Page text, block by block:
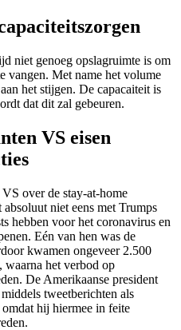
niet genoeg opslagruimte is om
vangen. Met name het volume
het stijgen. De capacaiteit is
dat dit zal gebeuren.
VS eisen
over de stay-at-home
niet eens met Trumps
hebben voor het coronavirus en
Eén van hen was de
kwamen ongeveer 2.500
waarna het verbod op
De Amerikaanse president
tweetberichten als
hij hiermee in feite